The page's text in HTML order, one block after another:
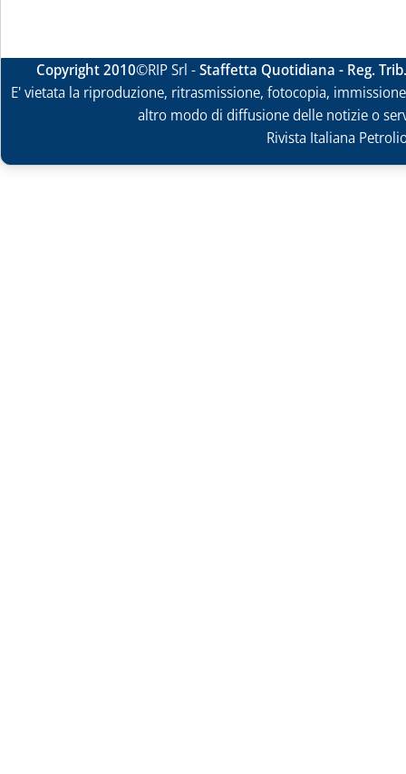
Copyright 2010©RIP Srl -Staffetta Quotidiana - Reg.
E' vietata la riproduzione, ritrasmissione, fotocopia,
altro modo di diffusione delle notizie o
Rivista Italiana